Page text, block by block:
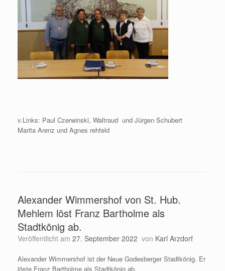
v.Links: Paul Czerwinski, Waltraud und Jürgen Schubert
Marita Arenz und Agnes rehfeld
Alexander Wimmershof von St. Hub.
Mehlem löst Franz Bartholme als
Stadtkönig ab.
Veröffentlicht am 27. September 2022 von Karl Arzdorf
Alexander Wimmershof ist der Neue Godesberger Stadtkönig. Er
löste Franz Bartholme als Stadtkönig ab.